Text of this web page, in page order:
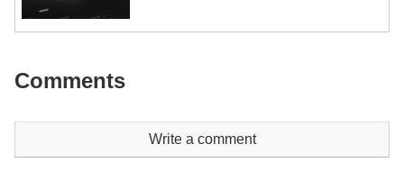
Comments
Write a comment